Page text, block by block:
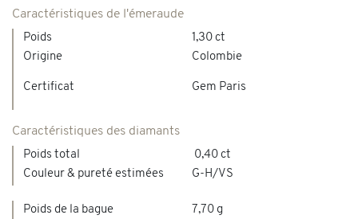
Caractéristiques de l'émeraude
Poids
1,30 ct
Origine
Certificat
Colombie
Gem Paris
Caractéristiques des diamants
Poids total
0,40 ct
Couleur & pureté estimées
G-H/VS
Poids de la bague
7,70 g